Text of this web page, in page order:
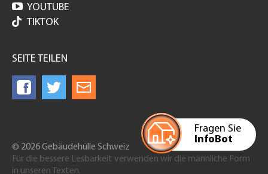
Fragen Sie
InfoBot
 YOUTUBE
TIKTOK
SEITE TEILEN
© 2026 Gebäudehülle Schweiz
Für die bessere Lesbarkeit verwenden wir die männliche Form
in unseren Texten.